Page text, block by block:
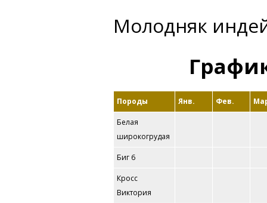
Молодняк
Породы Янв. Фев.
Белая
широкогрудая
Биг 6
Кросс
Виктория